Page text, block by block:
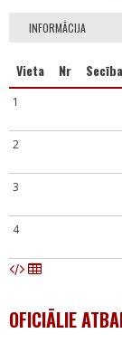
INFORMĀCIJA
Vieta Nr Secība
1
2
3
4
OFICIĀLIE